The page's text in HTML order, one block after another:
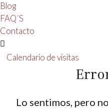
Blog
FAQ´S
Contacto
Calendario de visitas
Lo sentimos, pero